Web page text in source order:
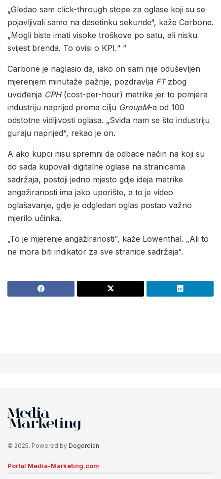
„Gledao sam click-through stope za oglase koji su se
pojavljivali samo na desetinku sekunde“, kaže Carbone.
„Mogli biste imati visoke troškove po satu, ali nisku
svijest brenda. To ovisi o KPI.“ ”
Carbone je naglasio da, iako on sam nije oduševljen
mjerenjem minutaže pažnje, pozdravlja FTzbog
uvođenja CPH(cost-per-hour) metrike jer to pomjera
industriju naprijed prema cilju GroupM-a od 100
odstotne vidljivosti oglasa. „Sviđa nam se što industriju
guraju naprijed“, rekao je on.
A ako kupci nisu spremni da odbace način na koji su
do sada kupovali digitalne oglase na stranicama
sadržaja, postoji jedno mjesto gdje ideja metrike
angažiranosti ima jako uporište, a to je video
oglašavanje, gdje je odgledan oglas postao važno
mjerilo učinka.
„To je mjerenje angažiranosti“, kaže Lowenthal. „Ali to
ne mora biti indikator za sve stranice sadržaja“.
© 2025. Powered by Degordian
Portal Media-Marketing.com